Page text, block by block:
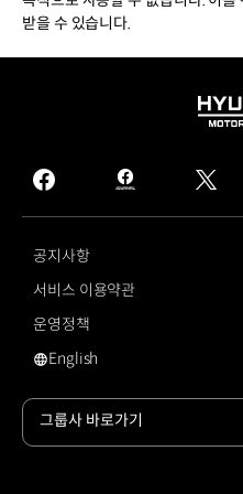
받을 수 있습니다.
GROUP
facebook
hmg
journal
twitter
공지사항
서비스 이용약관
운영정책
영문 사이트로 이동
English
그룹사 바로가기